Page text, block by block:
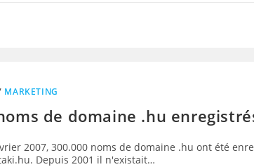
MARKETING
de domaine .hu
2007, 300.000 noms de domaine .hu ont été
Depuis 2001 il n'existait…